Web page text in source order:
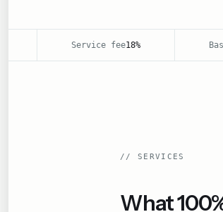
Service fee 18% Base
// SERVICES
What